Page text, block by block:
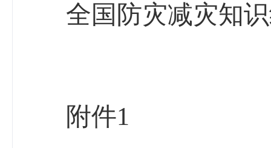
全国防灾减灾知
附件1